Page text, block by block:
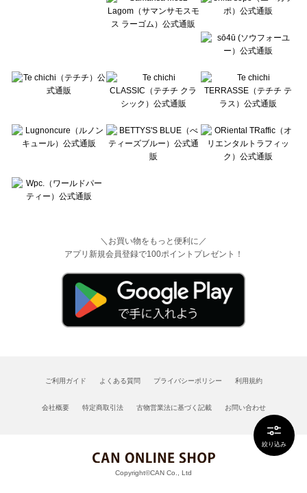
絞り込み
＼お買い物をもっと便利に／
アプリ新規会員登録で100ポイントプレゼント！
ご利用ガイド よくある質問 プライバシーポリシー 利用規約
会社概要 特定商取引法 古物営業法に基づく記載 お問い合わせ
Copyright©CAN Co., Ltd